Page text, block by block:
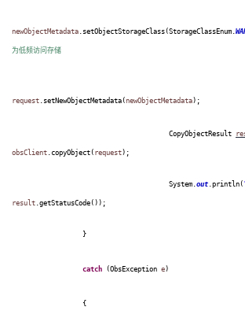
newObjectMetadata .setObjectStorageClass(StorageClassEnum.
为低频访问存储
request .setNewObjectMetadata(newObjectMetadata);
CopyObjectResult
obsClient .copyObject( request);
System.out .println(
result .getStatusCode());
}
catch (ObsException e)
{